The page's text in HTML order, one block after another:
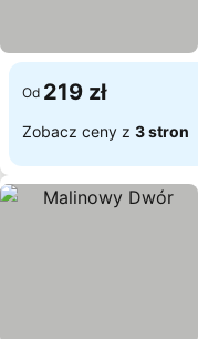
Od 219 zł
Zobacz ceny z 3 stron